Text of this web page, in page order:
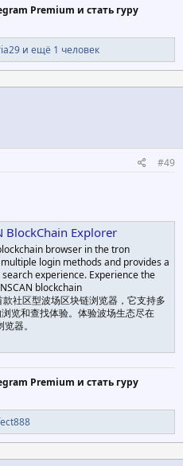
Premium и стать гуру
и ещё 1 человек
#49
BlockChain Explorer
browser in the tron
login methods and provides a
experience. Experience the
blockchain
款社区型波场区块链浏览器，它支持多
览和查找体验。体验波场生态尽在
器。
Premium и стать гуру